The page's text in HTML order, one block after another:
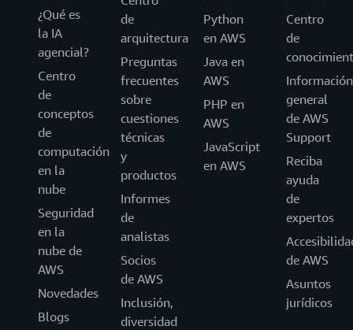
¿Qué es
la IA
agencial?
Centro
de
conceptos
de
computación
en la
nube
Seguridad
en la
nube de
AWS
Novedades
Blogs
de
arquitectura
Preguntas
frecuentes
sobre
cuestiones
técnicas
y
productos
Informes
de
analistas
Socios
de AWS
Inclusión,
diversidad
Python
en AWS
Java en
AWS
PHP en
AWS
JavaScript
en AWS
Centro
de
Información
general
de AWS
Support
Reciba
ayuda
de
expertos
de AWS
Asuntos
jurídicos